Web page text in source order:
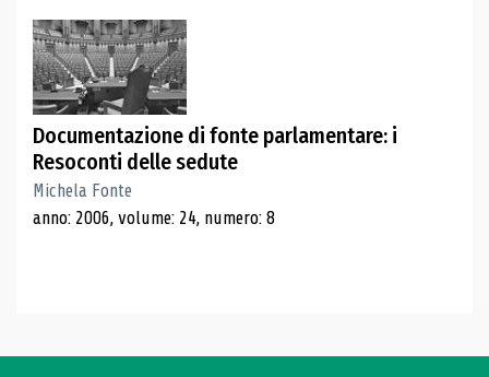
Documentazione di fonte parlamentare: i
Resoconti delle sedute
Michela Fonte
anno: 2006, volume: 24, numero: 8